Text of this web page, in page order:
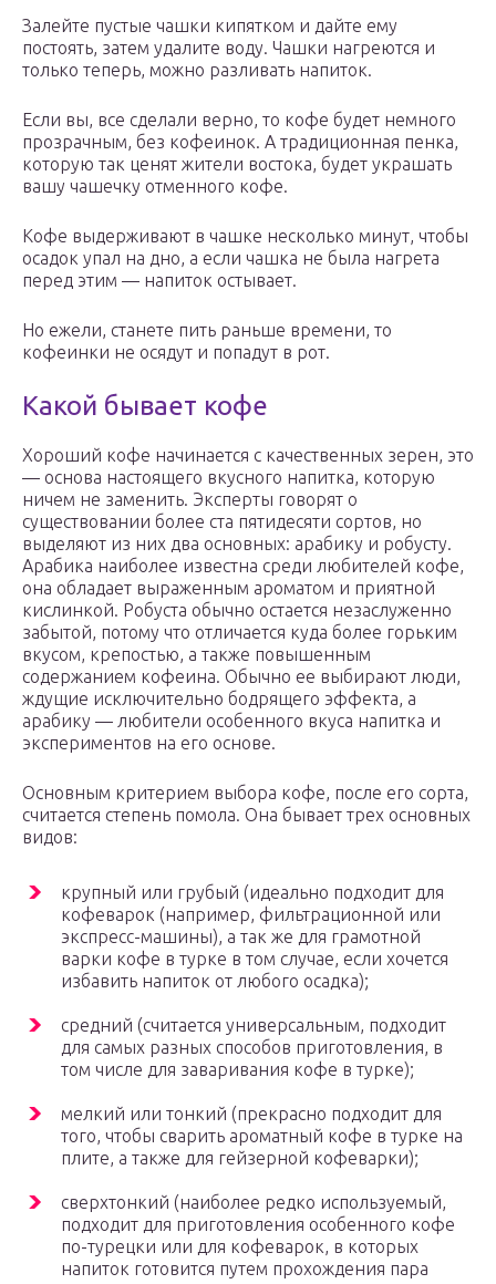
Залейте пустые чашки кипятком и дайте ему
постоять, затем удалите воду. Чашки нагреются и
только теперь, можно разливать напиток.
Если вы, все сделали верно, то кофе будет немного
прозрачным, без кофеинок. А традиционная пенка,
которую так ценят жители востока, будет украшать
вашу чашечку отменного кофе.
Кофе выдерживают в чашке несколько минут, чтобы
осадок упал на дно, а если чашка не была нагрета
перед этим — напиток остывает.
Но ежели, станете пить раньше времени, то
кофеинки не осядут и попадут в рот.
Какой бывает кофе
Хороший кофе начинается с качественных зерен, это
— основа настоящего вкусного напитка, которую
ничем не заменить. Эксперты говорят о
существовании более ста пятидесяти сортов, но
выделяют из них два основных: арабику и робусту.
Арабика наиболее известна среди любителей кофе,
она обладает выраженным ароматом и приятной
кислинкой. Робуста обычно остается незаслуженно
забытой, потому что отличается куда более горьким
вкусом, крепостью, а также повышенным
содержанием кофеина. Обычно ее выбирают люди,
ждущие исключительно бодрящего эффекта, а
арабику — любители особенного вкуса напитка и
экспериментов на его основе.
Основным критерием выбора кофе, после его сорта,
считается степень помола. Она бывает трех основных
видов:
крупный или грубый (идеально подходит для
кофеварок (например, фильтрационной или
экспресс-машины), а так же для грамотной
варки кофе в турке в том случае, если хочется
избавить напиток от любого осадка);
средний (считается универсальным, подходит
для самых разных способов приготовления, в
том числе для заваривания кофе в турке);
мелкий или тонкий (прекрасно подходит для
того, чтобы сварить ароматный кофе в турке на
плите, а также для гейзерной кофеварки);
сверхтонкий (наиболее редко используемый,
подходит для приготовления особенного кофе
по-турецки или для кофеварок, в которых
напиток готовится путем прохождения пара